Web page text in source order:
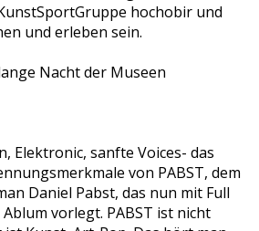
hochobir und
und erleben sein.
Nacht der Museen
Elektronic, sanfte Voices- das
von PABST, dem
Daniel Pabst, das nun mit Full
vorlegt. PABST ist nicht